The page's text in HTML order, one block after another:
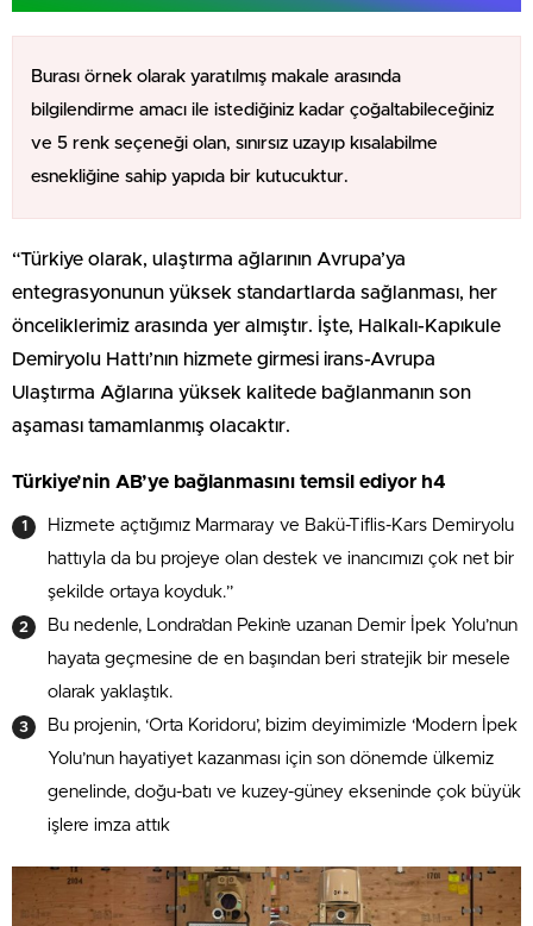
Burası örnek olarak yaratılmış makale arasında
bilgilendirme amacı ile istediğiniz kadar çoğaltabileceğiniz
ve 5 renk seçeneği olan, sınırsız uzayıp kısalabilme
esnekliğine sahip yapıda bir kutucuktur.
“Türkiye olarak, ulaştırma ağlarının Avrupa’ya
entegrasyonunun yüksek standartlarda sağlanması, her
önceliklerimiz arasında yer almıştır. İşte, Halkalı-Kapıkule
Demiryolu Hattı’nın hizmete girmesi irans-Avrupa
Ulaştırma Ağlarına yüksek kalitede bağlanmanın son
aşaması tamamlanmış olacaktır.
Türkiye’nin AB’ye bağlanmasını temsil ediyor h4
Hizmete açtığımız Marmaray ve Bakü-Tiflis-Kars Demiryolu
hattıyla da bu projeye olan destek ve inancımızı çok net bir
şekilde ortaya koyduk.”
Bu nedenle, Londra’dan Pekin’e uzanan Demir İpek Yolu’nun
hayata geçmesine de en başından beri stratejik bir mesele
olarak yaklaştık.
Bu projenin, ‘Orta Koridoru’, bizim deyimimizle ‘Modern İpek
Yolu’nun hayatiyet kazanması için son dönemde ülkemiz
genelinde, doğu-batı ve kuzey-güney ekseninde çok büyük
işlere imza attık